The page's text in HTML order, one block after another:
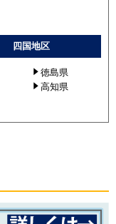
四国地区
徳島県
高知県